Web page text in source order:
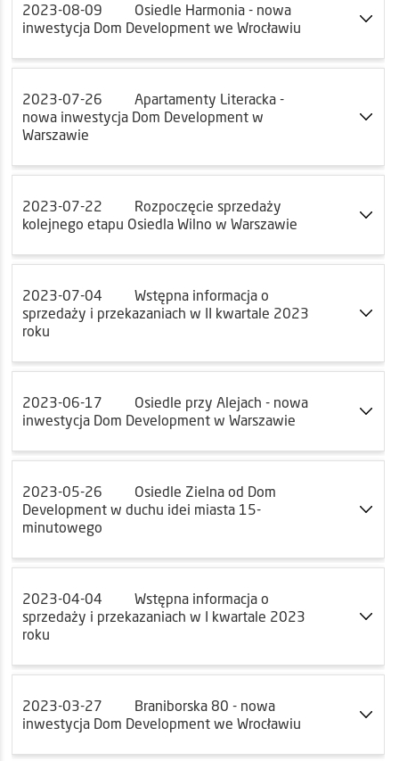
2023-08-09
Osiedle Harmonia - nowa
inwestycja Dom Development we Wrocławiu
2023-07-26
Apartamenty Literacka -
nowa inwestycja Dom Development w
Warszawie
2023-07-22
Rozpoczęcie sprzedaży
kolejnego etapu Osiedla Wilno w Warszawie
2023-07-04
Wstępna informacja o
sprzedaży i przekazaniach w II kwartale 2023
roku
2023-06-17
Osiedle przy Alejach - nowa
inwestycja Dom Development w Warszawie
2023-05-26
Osiedle Zielna od Dom
Development w duchu idei miasta 15-
minutowego
2023-04-04
Wstępna informacja o
sprzedaży i przekazaniach w I kwartale 2023
roku
2023-03-27
Braniborska 80 - nowa
inwestycja Dom Development we Wrocławiu